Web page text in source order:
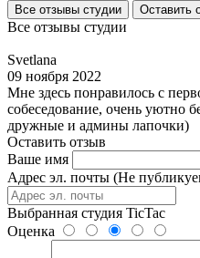
Все отзывы студии Оставить
Все отзывы студии
Svetlana
09 ноября 2022
Мне здесь понравилось с
собеседование, очень уютно
дружные и админы лапочки)
Оставить отзыв
Ваше имя
Адрес эл. почты (Не
Выбранная студия TicTac
Оценка